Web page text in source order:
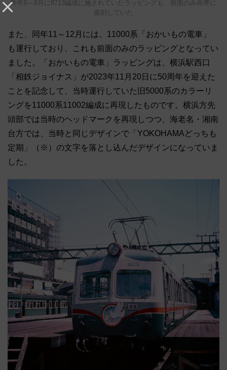
昨年6～8月に8713編成に施されていたラッピングも、前面のみ赤帯に
復刻していた
また、同年11～12月には、11000系「おかいもの電車」
も運行しており、これも前面のみのラッピングとなってい
ました。「おかいもの電車」ラッピングは、横浜駅西口
「相鉄ジョイナス」が2023年11月20日に50周年を迎えた
ことを記念して、当時運行していた旧5000系のカラーリ
ングを11000系11002編成に再現したものです。横浜方先
頭部では当時のヘッドマークを再現しつつ、海老名・湘南
台方では、当時と同じデザインで「YOKOHAMAどっちも
定期」（※）の文字を落とし込んだデザインになっていま
した。